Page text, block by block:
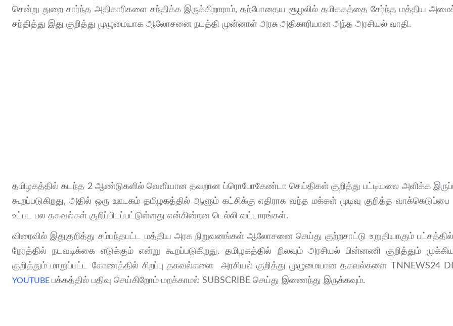
சென்று துறை சார்ந்த அதிகாரிகளை சந்திக்க இருக்கிறாராம், தற்போதைய சூழலில் தமிககத்தை சேர்ந்த மத்திய
சந்தித்து இது குறித்து முழுமையாக ஆலோசனை நடத்தி முன்னாள் அரசு அதிகாரியான அந்த அரசியல் வாதி.
தமிழகத்தில் கடந்த 2 ஆண்டுகளில் வெளியான தவறான ப்ரொபோகேண்டா செய்திகள் குறித்து பட்டியலை அளிக்க
கூறப்படுகிறது, அதில் ஒரு ஊடகம் தமிழகத்தில் ஆளும் கட்சிக்கு எதிராக வந்த மக்கள் முடிவு குறித்த வாக்கெடுப்பை
உட்பட பல தகவல்கள் குறிப்பிடப்பட்டுள்ளது என்கின்றன டெல்லி வட்டாரங்கள்.
விரைவில் இதுகுறித்து சம்பந்தபட்ட மத்திய அரசு நிறுவனங்கள் ஆலோசனை செய்து குற்றசாட்டு உறுதியாகும்
நேரத்தில் நடவடிக்கை எடுக்கும் என்று கூறப்படுகிறது. தமிழகத்தில் நிலவும் அரசியல் பின்னணி குறித்தும்
குறித்தும் மாறுப்பட்ட கோணத்தில் சிறப்பு தகவல்களை அரசியல் குறித்து முழுமையான தகவல்களை TNNEWS24
YOUTUBE பக்கத்தில் பதிவு செய்கிறோம் மறக்காமல் SUBSCRIBE செய்து இணைந்து இருக்கவும்.